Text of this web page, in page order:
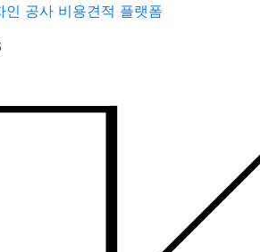
인 공사 비용견적 플랫폼